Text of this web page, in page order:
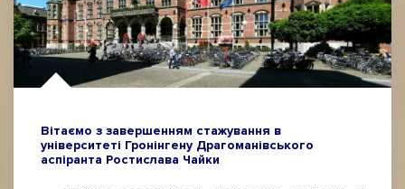
Вітаємо з завершенням стажування в
університеті Гронінгену Драгоманівського
аспіранта Ростислава Чайки